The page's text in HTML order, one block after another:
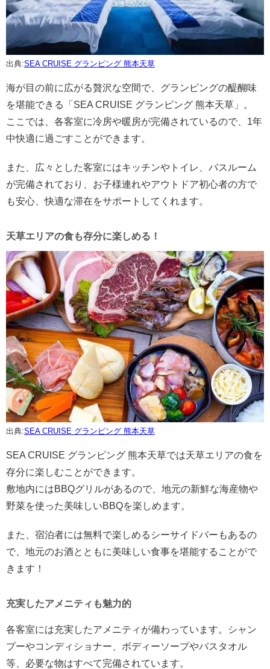
出典:SEA CRUISE グランピング 熊本天草
海が目の前に広がる贅沢な空間で、グランピングの醍醐味
を堪能できる「SEA CRUISE グランピング 熊本天草」。
ここでは、各客室に冷房や暖房が完備されているので、1年
中快適に過ごすことができます。
また、広々とした客室にはキッチンやトイレ、バスルーム
が完備されており、お子様連れやアウトドア初心者の方で
も安心、快適な滞在をサポートしてくれます。
天草エリアの食も存分に楽しめる！
出典:SEA CRUISE グランピング 熊本天草
SEA CRUISE グランピング 熊本天草では天草エリアの食を
存分に楽しむことができます。
敷地内にはBBQグリルがあるので、地元の新鮮な海産物や
野菜を使った美味しいBBQを楽しめます。
また、宿泊者には無料で楽しめるシーサイドバーもあるの
で、地元のお酒とともに美味しい食事を堪能することがで
きます！
充実したアメニティも魅力的
各客室には充実したアメニティが備わっています。シャン
プーやコンディショナー、ボディーソープやバスタオル
等、必要な物はすべて完備されています。